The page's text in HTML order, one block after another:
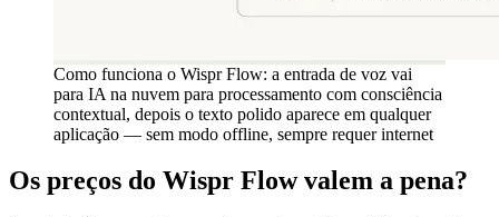
Como funciona o Wispr Flow: a entrada de voz vai
para IA na nuvem para processamento com consciência
contextual, depois o texto polido aparece em qualquer
aplicação — sem modo offline, sempre requer internet
Os preços do Wispr Flow valem a pena?